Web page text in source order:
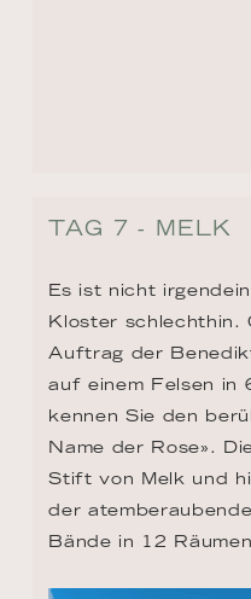
kennen Sie den
Stift von Melk und
der
Bände in 12